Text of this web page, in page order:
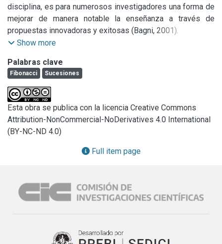
disciplina, es para numerosos investigadores una forma de
mejorar de manera notable la enseñanza a través de
propuestas innovadoras y exitosas (Bagni, 2001).
Furinghetti y Somaglia (1997, citados por Bagni 2001)
historia aplicada a la didáctica: un primer nivel que se
refiere a todo lo que intervenga y brinde motivación para
estudiar matemática mediante la contextualización del
ámbito social (geográfico, histórico, comercial, lingüístico) y
un segundo nivel que recupera la dimensión cultural de la
matemática como método.
De los posibles temas a elegir nos decidimos por abordar
la sucesión de Fibonacci, tomando distintas perspectivas y
los alumnos, no en el sentido de sobresalto o
desconcierto, si no en el sentido de sorprender, de
otras palabras, sorpresa ante la belleza y las
Show more
Palabras clave
Fibonacci Sucesiones
Esta obra se publica con la licencia Creative Commons
Attribution-NonCommercial-NoDerivatives 4.0 International
(BY-NC-ND 4.0)
Full item page